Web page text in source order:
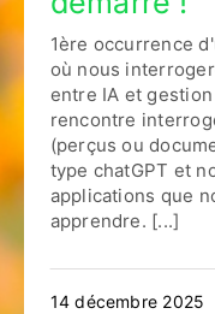
1ère occurrence
où nous
entre IA et
rencontre
(perçus ou
type chatGPT et
applications que
apprendre. [...]
14 décembre 2025